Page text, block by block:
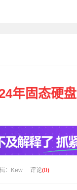
年固态硬
：Kew 评论(0)